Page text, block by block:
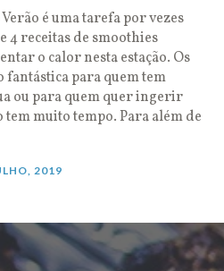
é uma tarefa por vezes
receitas de smoothies
o calor nesta estação. Os
fantástica para quem tem
ou para quem quer ingerir
muito tempo. Para além de
2019